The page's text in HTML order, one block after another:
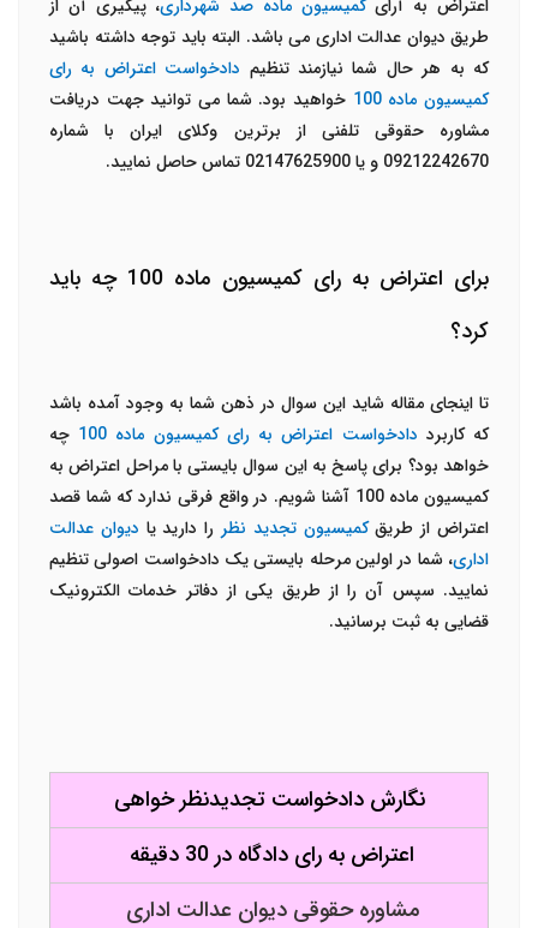
اعتراض به آرایکمیسیون ماده صد شهرداری، پیگیری آن از
طریق دیوان عدالت اداری می باشد. البته باید توجه داشته باشید
که به هر حال شما نیازمند تنظیم دادخواست اعتراض به رای
کمیسیون ماده 100
خواهید بود. شما می توانید جهت دریافت
مشاوره حقوقی تلفنی از برترین وکلای ایران با شماره
09212242670 و یا 02147625900 تماس حاصل نمایید.
برای اعتراض به رای کمیسیون ماده 100 چه باید
کرد؟
تا اینجای مقاله شاید این سوال در ذهن شما به وجود آمده باشد
که کاربرد دادخواست اعتراض به رای کمیسیون ماده 100
چه
خواهد بود؟ برای پاسخ به این سوال بایستی با مراحل اعتراض به
کمیسیون ماده 100 آشنا شویم. در واقع فرقی ندارد که شما قصد
اعتراض از طریقکمیسیون تجدید نظر را دارید یا دیوان عدالت
اداری، شما در اولین مرحله بایستی یک دادخواست اصولی تنظیم
نمایید. سپس آن را از طریق یکی از دفاتر خدمات الکترونیک
قضایی به ثبت برسانید.
نگارش دادخواست تجدیدنظر خواهی
اعتراض به رای دادگاه در 30 دقیقه
مشاوره حقوقی دیوان عدالت اداری